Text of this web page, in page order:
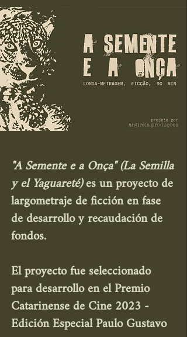
"A Semente e a Onça" (La Semilla
y el Yaguareté)es un proyecto de
largometraje de ficción en fase
de desarrollo y recaudación de
fondos.
El proyecto fue seleccionado
para desarrollo en el Premio
Catarinense de Cine 2023 -
Edición Especial Paulo Gustavo